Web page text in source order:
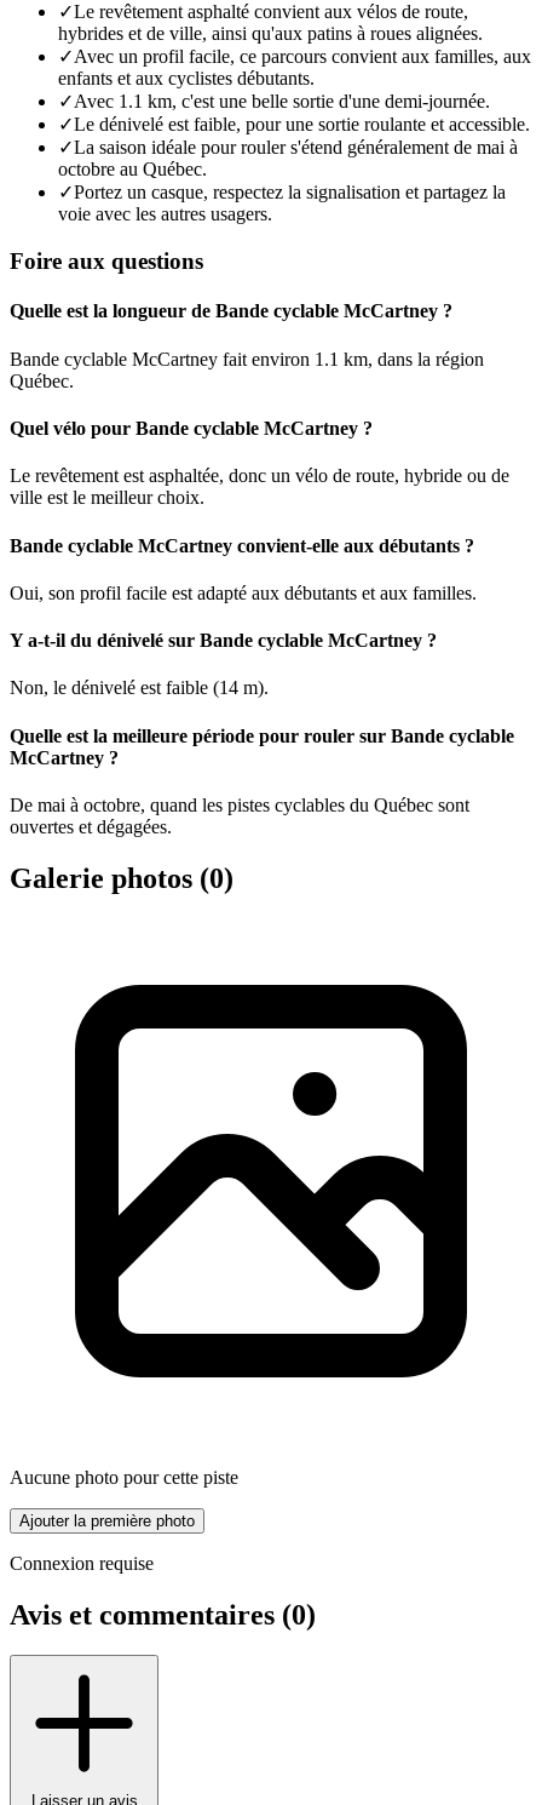
✓Le revêtement asphalté convient aux vélos de route,
hybrides et de ville, ainsi qu'aux patins à roues alignées.
✓Avec un profil facile, ce parcours convient aux familles, aux
enfants et aux cyclistes débutants.
✓Avec 1.1 km, c'est une belle sortie d'une demi-journée.
✓Le dénivelé est faible, pour une sortie roulante et accessible.
✓La saison idéale pour rouler s'étend généralement de mai à
octobre au Québec.
✓Portez un casque, respectez la signalisation et partagez la
voie avec les autres usagers.
Foire aux questions
Quelle est la longueur de Bande cyclable McCartney ?
Bande cyclable McCartney fait environ 1.1 km, dans la région
Québec.
Quel vélo pour Bande cyclable McCartney ?
Le revêtement est asphaltée, donc un vélo de route, hybride ou de
ville est le meilleur choix.
Bande cyclable McCartney convient-elle aux débutants ?
Oui, son profil facile est adapté aux débutants et aux familles.
Y a-t-il du dénivelé sur Bande cyclable McCartney ?
Non, le dénivelé est faible (14 m).
Quelle est la meilleure période pour rouler sur Bande cyclable
McCartney ?
De mai à octobre, quand les pistes cyclables du Québec sont
ouvertes et dégagées.
Galerie photos (0)
Aucune photo pour cette piste
Ajouter la première photo
Connexion requise
Avis et commentaires (0)
Laisser un avis